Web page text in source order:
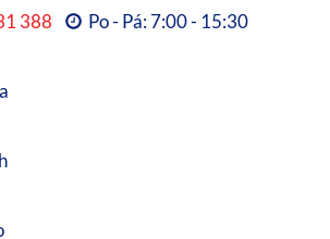
388 Po - Pá: 7:00 - 15:30